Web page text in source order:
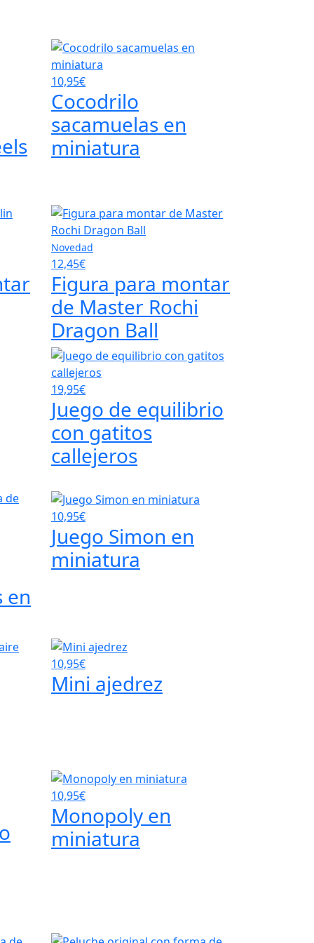
10,95€
Cocodrilo
sacamuelas en
miniatura
Novedad
12,45€
Figura para montar
de Master Rochi
Dragon Ball
19,95€
Juego de equilibrio
con gatitos
callejeros
en
10,95€
Juego Simon en
miniatura
10,95€
Mini ajedrez
10,95€
Monopoly en
miniatura